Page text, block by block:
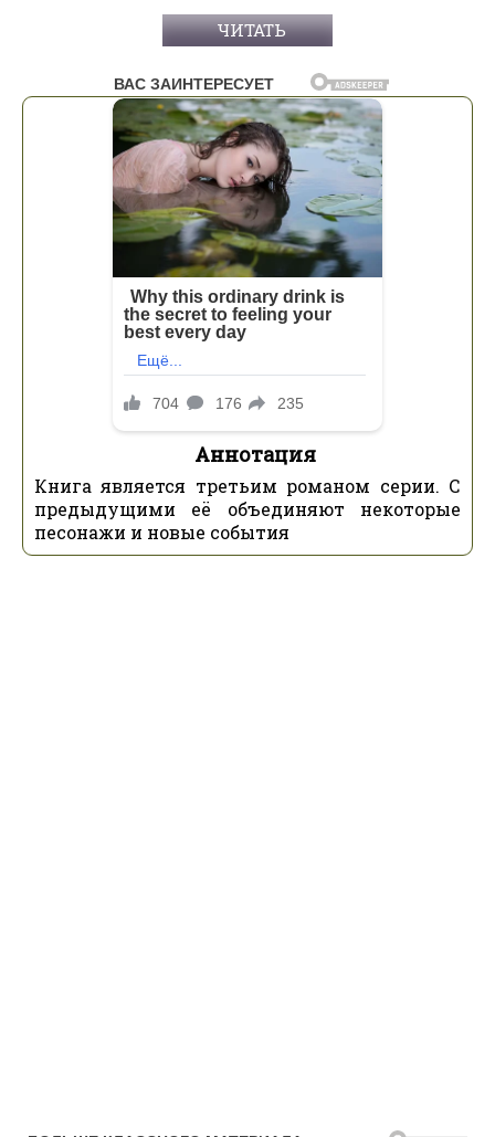
ЧИТАТЬ
Аннотация
Книга является третьим романом серии. С
предыдущими её объединяют некоторые
песонажи и новые события